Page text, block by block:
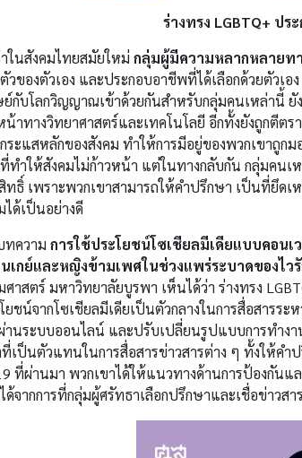
ร่างทรง LGBTQ+ ป
ในสังคมไทยสมัยใหม่ กลุ่มผู้มีความหลากหลายท
วของตัวเอง และประกอบอาชีพที่ได้เลือกด้วยตัวเอ
กับโลกวิญญาณเข้าด้วยกันสำหรับกลุ่มคนเหล่านี้ ยั
น้าทางวิทยาศาสตร์และเทคโนโลยี อีกทั้งยังถูกตีต
ระแสหลักของสังคม ทำให้การมีอยู่ของพวกเขาถู
ทำให้สังคมไม่ก้าวหน้า แต่ในทางกลับกัน กลุ่มคนเ
ทธิ์ เพราะพวกเขาสามารถให้คำปรึกษา เป็นที่ยึ
ได้เป็นอย่างดี
ทความ การใช้ประโยชน์โซเชียลมีเดียแบบคอน
เกย์และหญิงข้ามเพศในช่วงแพร่ระบาดของไว
ศาสตร์ มหาวิทยาลัยบูรพา เห็นได้ว่า ร่างทรง
ยชน์จากโซเชียลมีเดียเป็นตัวกลางในการสื่อสารร
านระบบออนไลน์ และปรับเปลี่ยนรูปแบบการทำ
เป็นตัวแทนในการสื่อสารข่าวสารต่าง ๆ ทั้งให้คำ
ที่ผ่านมา พวกเขาได้ให้แนวทางด้านการป้องกัน
ด้จากการที่กลุ่มผู้ศรัทธาเลือกปรึกษาและเชื่อข่าวส